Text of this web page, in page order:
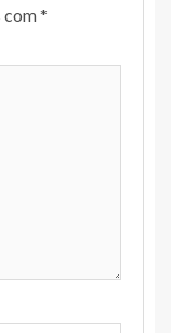
com*